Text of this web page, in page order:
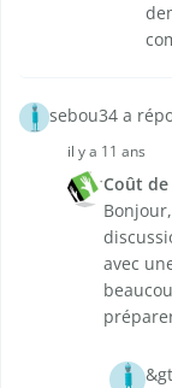
sebou34 a
il y a 11 ans
Coût de
avec